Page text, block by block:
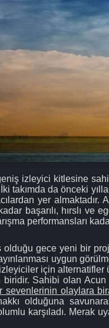
izleyici kitlesine
takımda da önceki
yer
başarılı, hırslı ve
performansları
olduğu gece yeni bir
uygun
için
Sahibi olan
olaylara
olduğuna
karşıladı. Merak